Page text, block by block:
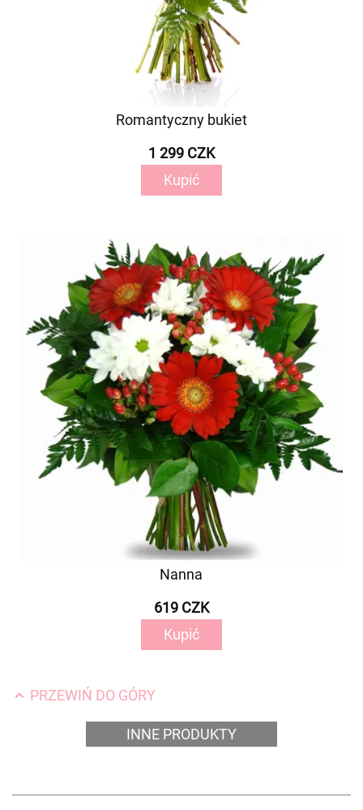
Romantyczny bukiet
1 299 CZK
Kupić
Nanna
619 CZK
Kupić
PRZEWIŃ DO GÓRY
INNE PRODUKTY